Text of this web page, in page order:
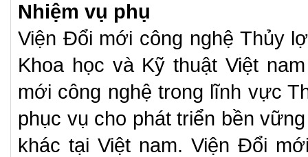
Nhiệm vụ phụ
Viện Đổi mới công nghệ Thủy
Khoa học và Kỹ thuật Việt
mới công nghệ trong lĩnh vực
phục vụ cho phát triển bền
khác tại Việt nam. Viện Đổi